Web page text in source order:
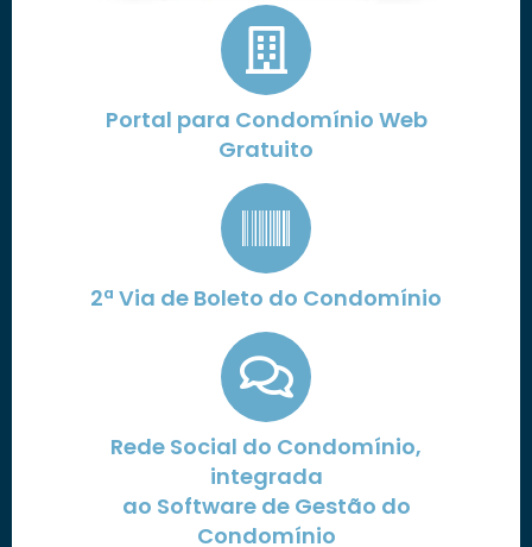
Portal para Condomínio Web
Gratuito
2ª Via de Boleto do Condomínio
Rede Social do Condomínio,
integrada
ao Software de Gestão do
Condomínio